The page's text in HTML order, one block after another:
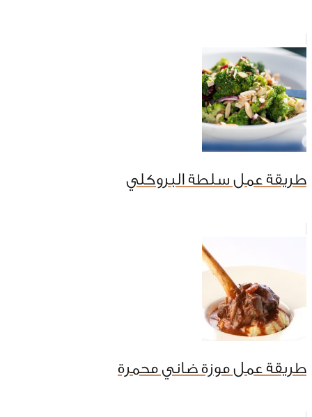
طريقة عمل سلطة البروكلي
طريقة عمل موزة ضاني محمرة